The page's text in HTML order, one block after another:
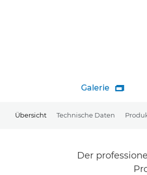
Galerie 
Übersicht Technische Daten
Der